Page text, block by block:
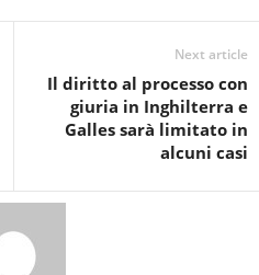
Next article
Il diritto al processo con
giuria in Inghilterra e
Galles sarà limitato in
alcuni casi